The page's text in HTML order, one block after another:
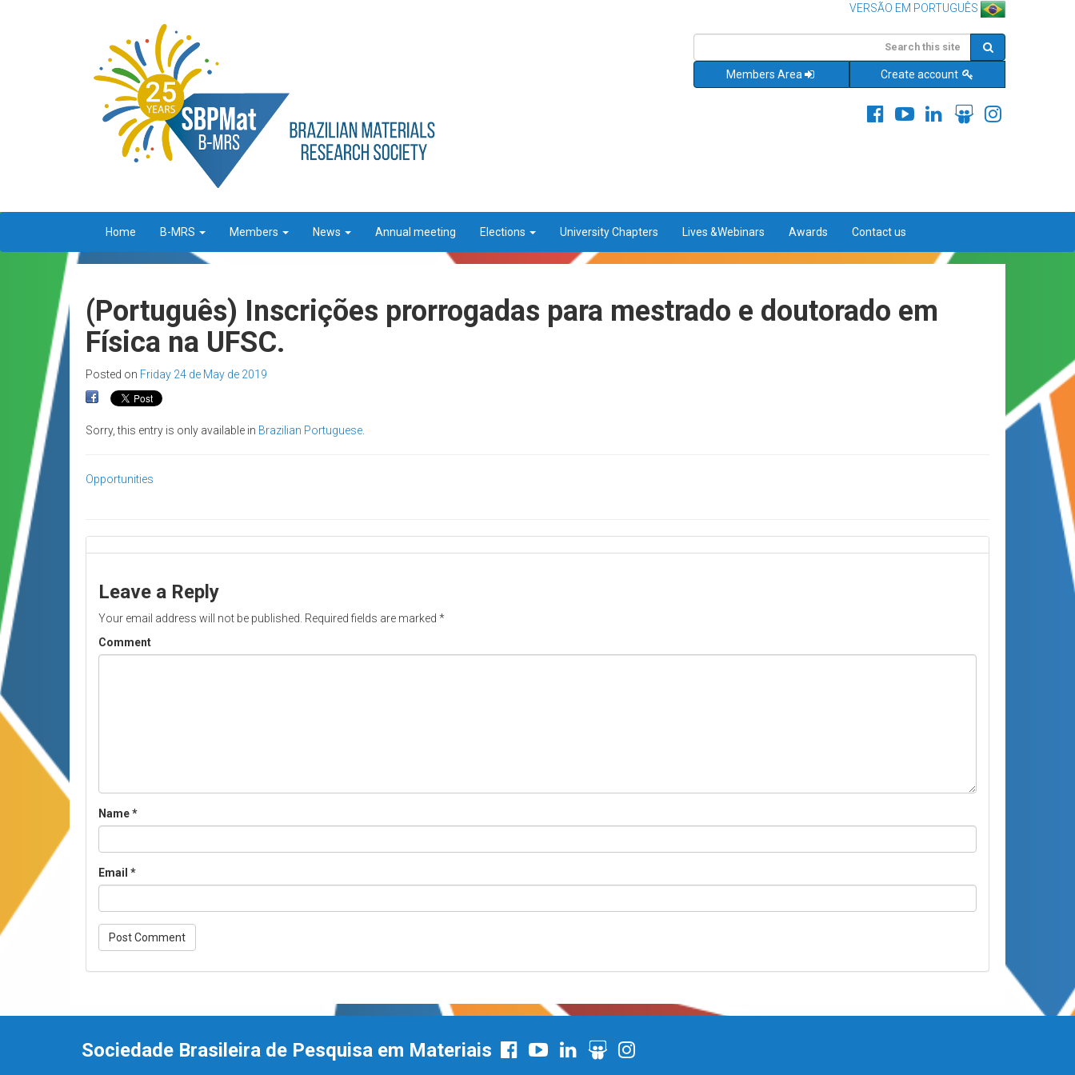
VERSÃO EM PORTUGUÊS
Members Area Create account
Home B-MRS Members News Annual meeting Elections University Chapters Lives &Webinars Awards Contact us
(Português) Inscrições prorrogadas para mestrado e doutorado em
Física na UFSC.
Posted on Friday 24 de May de 2019
Sorry, this entry is only available in Brazilian Portuguese
Opportunities
Leave a Reply
Your email address will not be published. Required fields are marked *
Comment
Name*
Email *
Sociedade Brasileira de Pesquisa em Materiais